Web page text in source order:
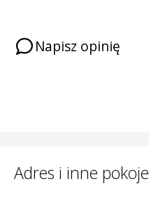
Napisz opinię
Adres i inne pokoje